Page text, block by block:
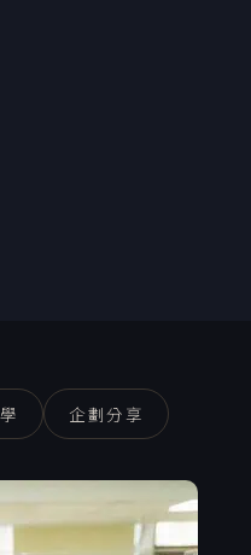
企劃分享